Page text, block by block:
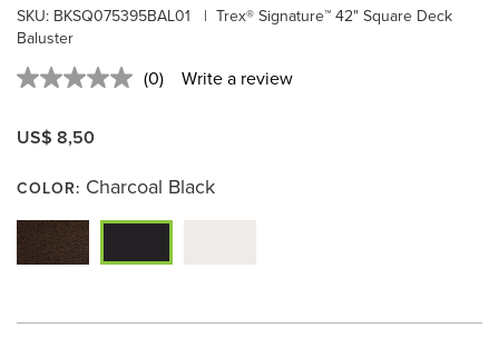
SKU: BKSQ075395BAL01 | Trex® Signature™ 42" Square Deck
Baluster
No
link.
(0) Write a review
US$ 8,50
COLOR: Charcoal Black